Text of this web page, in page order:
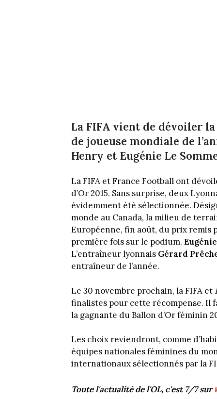
La FIFA vient de dévoiler
de joueuse mondiale de
Henry et Eugénie Le
La FIFA et France Football ont
d’Or 2015. Sans surprise, deux
évidemment été sélectionnée.
monde au Canada, la milieu de
Européenne, fin août, du prix remis
première fois sur le podium.
L’entraîneur lyonnais Gérard
entraîneur de l’année.
Le 30 novembre prochain, la FIFA et
finalistes pour cette récompense. Il
la gagnante du Ballon d’Or féminin
Les choix reviendront, comme
équipes nationales féminines du
internationaux sélectionnés par la
Toute l'actualité de l'OL, c'est 7/7 sur